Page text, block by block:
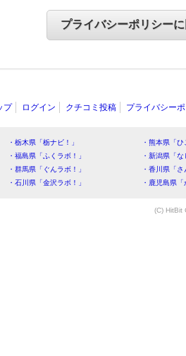
プ ログイン クチコミ投稿 プライバシー
・栃木県「栃ナビ！」
・熊本県「
・福島県「ふくラボ！」
・新潟県「
・群馬県「ぐんラボ！」
・香川県「
・石川県「金沢ラボ！」
・鹿児島県
(C) HitBit